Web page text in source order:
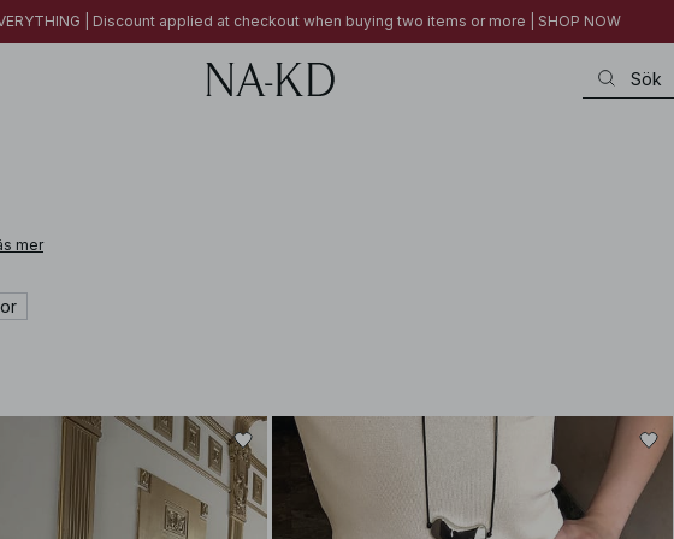
| Discount applied at checkout when buying two items or more | SHOP NOW
leather, cashmere, alpaca wool, and linen. From pieces designed to elevate every
mer